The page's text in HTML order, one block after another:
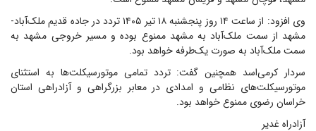
وی افزود: از ساعت ۱۴ روز پنجشنبه ۱۸ تیر ۱۴۰۵ تردد در جاده قدیم ملک‌آباد-
مشهد از سمت ملک‌آباد به مشهد ممنوع بوده و مسیر خروجی مشهد به
سمت ملک‌آباد به صورت یک‌طرفه خواهد بود.
سردار کرمی‌اسد همچنین گفت: تردد تمامی موتورسیکلت‌ها به استثنای
موتورسیکلت‌های نظامی و امدادی در معابر بزرگراهی و آزادراهی استان
خراسان رضوی ممنوع خواهد بود.
آزادراه غدیر